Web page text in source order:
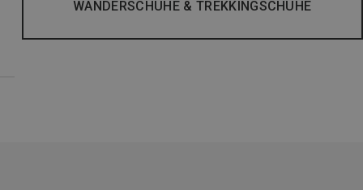
WANDERSCHUHE & TREKKINGSCHUHE